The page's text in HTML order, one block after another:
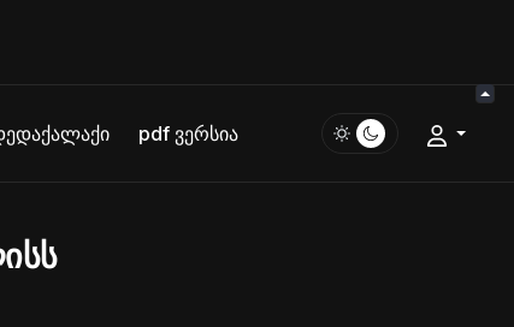
pdf ვერსია